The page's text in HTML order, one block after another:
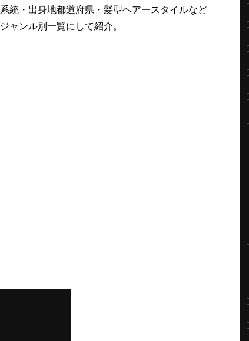
系統・出身地都道府県・髪型ヘアースタイルなど
ジャンル別一覧にして紹介。